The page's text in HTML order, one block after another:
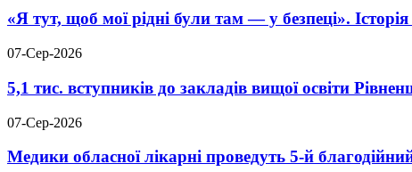
«Я тут, щоб мої рідні були там — у безпеці».
07-Сер-2026
5,1 тис. вступників до закладів вищої освіти
07-Сер-2026
Медики обласної лікарні проведуть 5-й